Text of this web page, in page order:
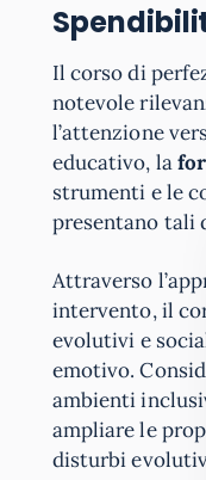
Il corso di
notevole
l’attenzione
educativo, la
strumenti e le
presentano tali
Attraverso
intervento, il
evolutivi e
emotivo.
ambienti
ampliare le
disturbi